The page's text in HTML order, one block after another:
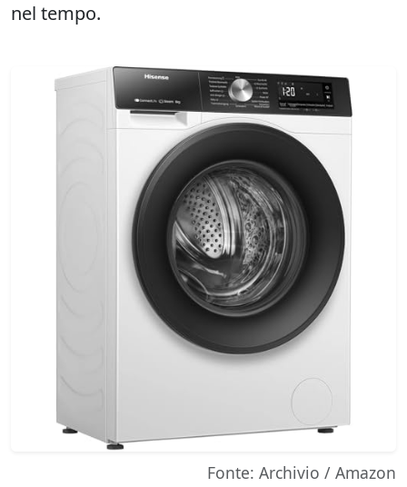
nel tempo.
Fonte: Archivio / Amazon